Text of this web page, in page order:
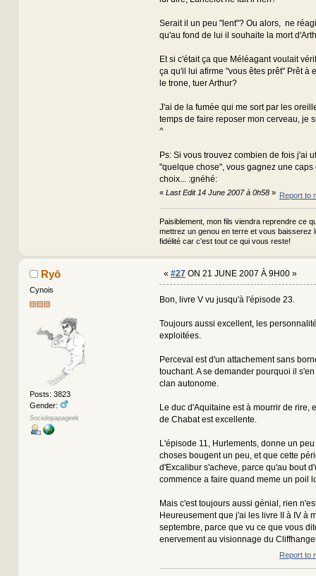
Serait il un peu "lent"? Ou alors, ne
qu'au fond de lui il souhaite la mort
Et si c'était ça que Méléagant voulait
ça qu'il lui afirme "vous êtes prêt" Prêt à
le trone, tuer Arthur?
J'ai de la fumée qui me sort par les
temps de faire reposer mon cerveau, je
^
Ps: Si vous trouvez combien de fois j'ai
"quelque chose", vous gagnez une caps
choix... :gnéhé:
« Last Edit 14 June 2007 à 0h58» Report to
Paisiblement, mon fils viendra reprendre ce
mettrez un genou en terre et vous baisserez
fidélité car c'est tout ce qui vous reste!
Ryō
Cynois
Posts: 3823
Gender:
Sociolopapageek
« #27ON 21 JUNE 2007 À 9H00 »
Bon, livre V vu jusqu'à l'épisode 23.
Toujours aussi excellent, les
exploitées.
Perceval est d'un attachement sans
touchant. A se demander pourquoi il
clan autonome.
Le duc d'Aquitaine est à mourrir de rire,
de Chabat est excellente.
L'épisode 11, Hurlements, donne un
choses bougent un peu, et que cette
d'Excalibur s'acheve, parce qu'au bout
commence a faire quand meme un poil
Mais c'est toujours aussi génial, rien
Heureusement que j'ai les livre II à IV à
septembre, parce que vu ce que vous
enervement au visionnage du
Report to